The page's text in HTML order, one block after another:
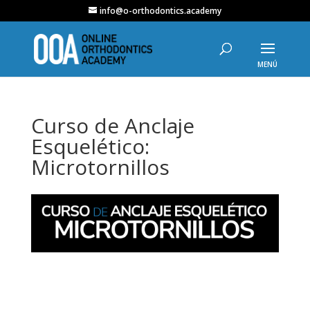
info@o-orthodontics.academy
Curso de Anclaje
Esquelético:
Microtornillos